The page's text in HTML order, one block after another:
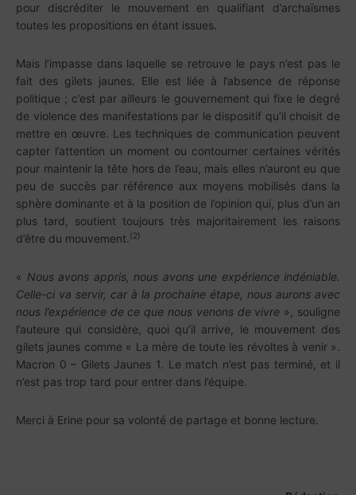
pour discréditer le mouvement en qualifiant d’archaïsmes
toutes les propositions en étant issues.
Mais l’impasse dans laquelle se retrouve le pays n’est pas le
fait des gilets jaunes. Elle est liée à l’absence de réponse
politique ; c’est par ailleurs le gouvernement qui fixe le degré
de violence des manifestations par le dispositif qu’il choisit de
mettre en œuvre. Les techniques de communication peuvent
capter l’attention un moment ou contourner certaines vérités
pour maintenir la tête hors de l’eau, mais elles n’auront eu que
peu de succès par référence aux moyens mobilisés dans la
sphère dominante et à la position de l’opinion qui, plus d’un an
plus tard, soutient toujours très majoritairement les raisons
d’être du mouvement. (2)
« Nous avons appris, nous avons une expérience indéniable.
Celle-ci va servir, car à la prochaine étape, nous aurons avec
nous l’expérience de ce que nous venons de vivre », souligne
l’auteure qui considère, quoi qu’il arrive, le mouvement des
gilets jaunes comme « La mère de toute les révoltes à venir ».
Macron 0 – Gilets Jaunes 1. Le match n’est pas terminé, et il
n’est pas trop tard pour entrer dans l’équipe.
Merci à Erine pour sa volonté de partage et bonne lecture.